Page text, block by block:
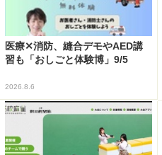
医療✕消防、縫合デモやAED講
習も「おしごと体験博」9/5
2026.8.6